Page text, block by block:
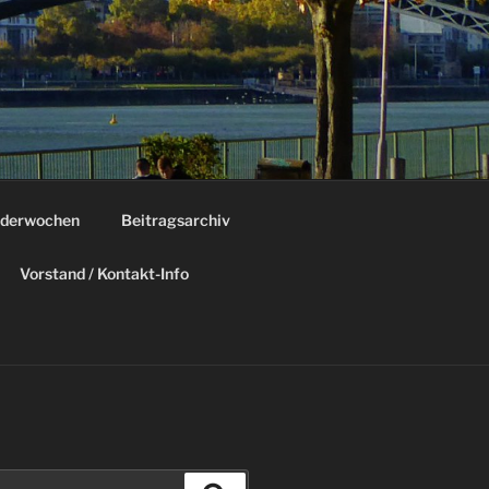
Beitragsarchiv
Vorstand / Kontakt-Info